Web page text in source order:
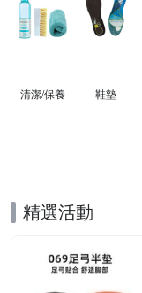
清潔/保養 鞋墊
精選活動